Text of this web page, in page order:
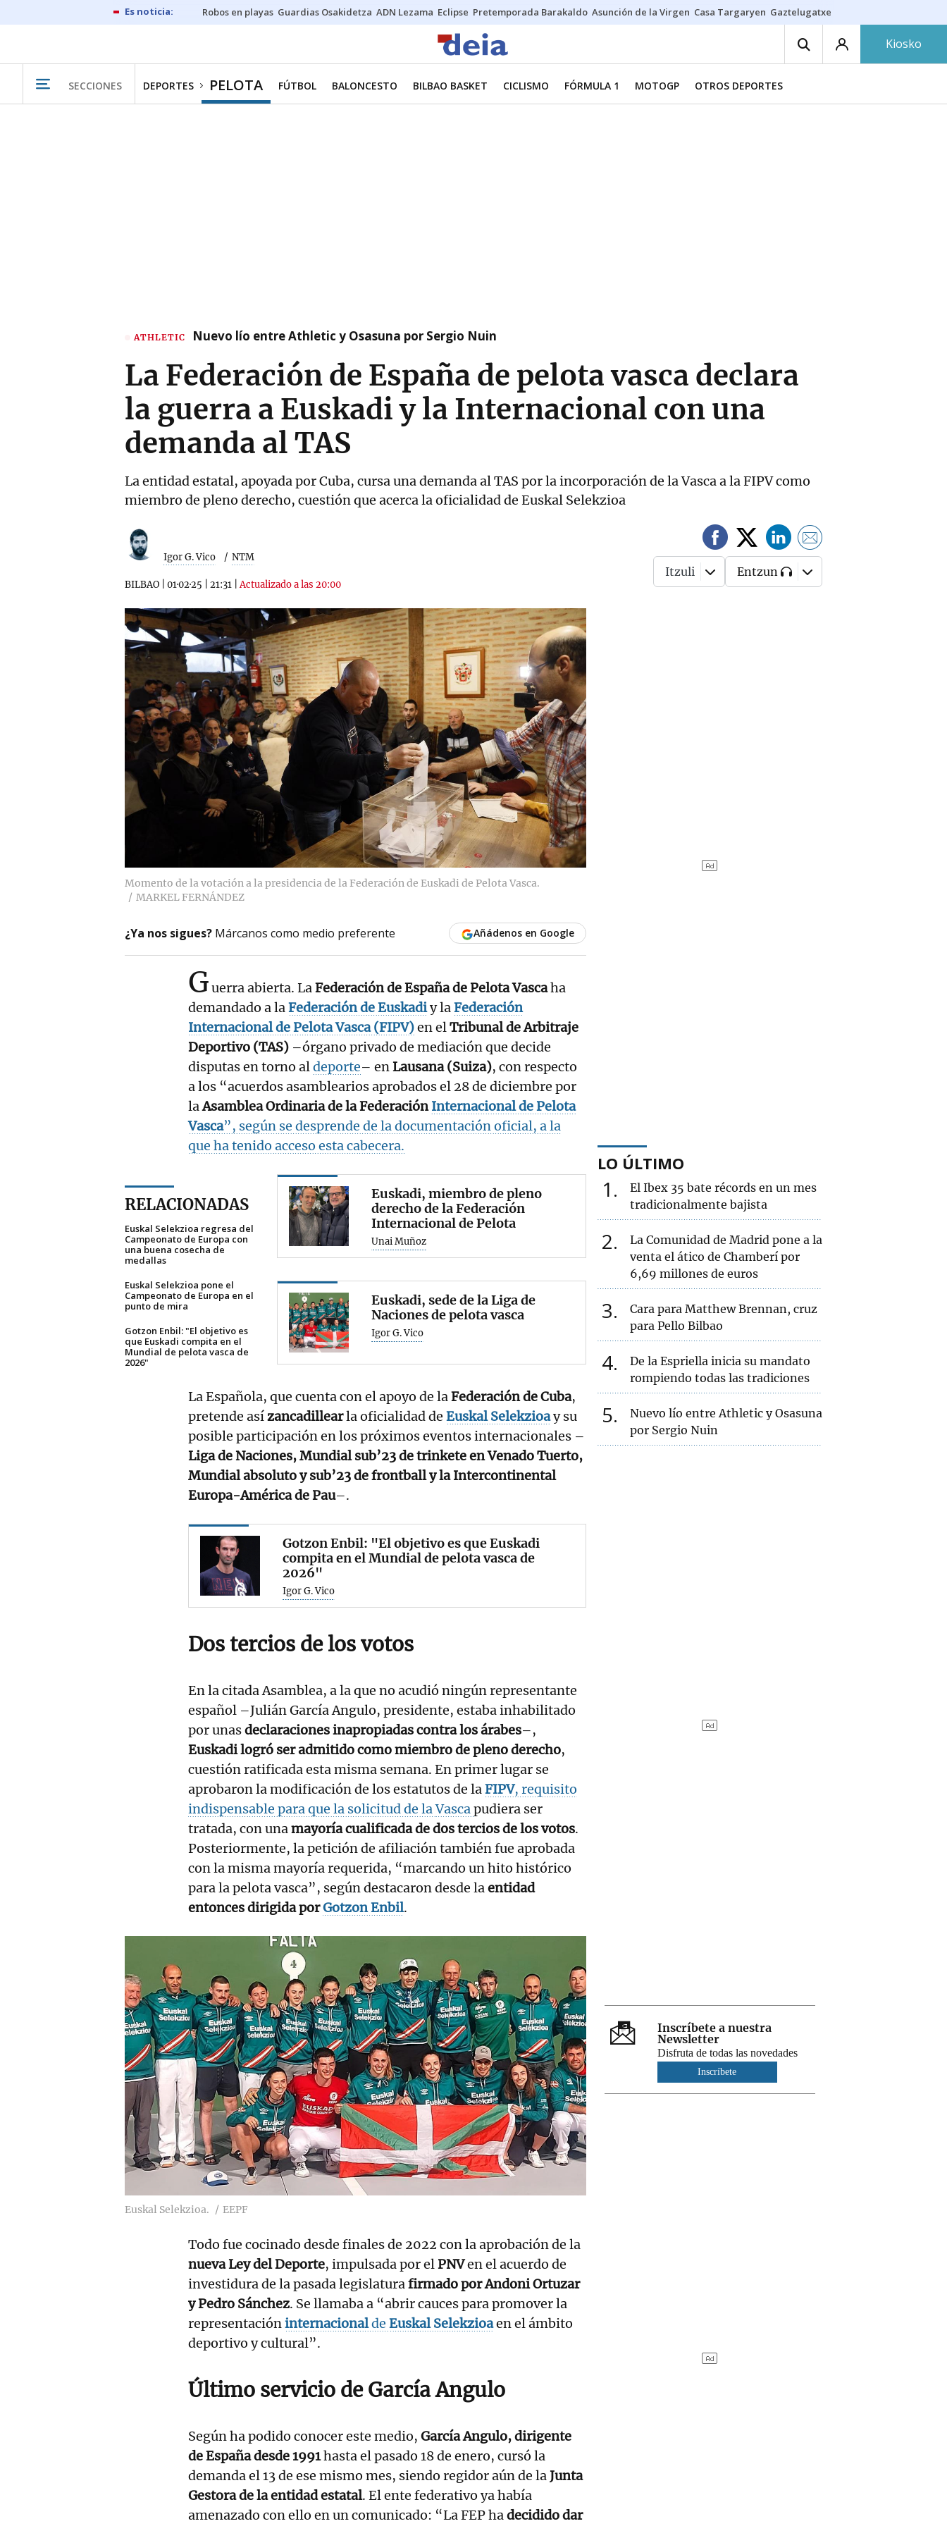
Robos en playas Guardias Osakidetza ADN Lezama Eclipse Pretemporada Barakaldo Asunción de la Virgen Casa Targaryen Gaztelugatxe
Kiosko
SECCIONES DEPORTES PELOTA FÚTBOL BALONCESTO BILBAO BASKET CICLISMO FÓRMULA 1 MOTOGP OTROS DEPORTES
ATHLETIC Nuevo lío entre Athletic y Osasuna por Sergio Nuin
La Federación de España de pelota vasca declara
la guerra a Euskadi y la Internacional con una
demanda al TAS
La entidad estatal, apoyada por Cuba, cursa una demanda al TAS por la incorporación de la Vasca a la FIPV como
miembro de pleno derecho, cuestión que acerca la oficialidad de Euskal Selekzioa
Igor G. Vico NTM
BILBAO 01·02·25 21:31 |Actualizado a las 20:00
Itzuli Entzun
Momento de la votación a la presidencia de la Federación de Euskadi de Pelota Vasca.
MARKEL FERNÁNDEZ
¿Ya nos sigues? Márcanos como medio preferente Añádenos en Google
Guerra abierta. LaFederación de España de Pelota Vascaha
demandado a laFederación de Euskadiy laFederación
Internacional de Pelota Vasca (FIPV)en elTribunal de Arbitraje
Deportivo (TAS) –órgano privado de mediación que decide
disputas en torno aldeporte– enLausana (Suiza), con respecto
a los “acuerdos asamblearios aprobados el 28 de diciembre por
laAsamblea Ordinaria de la FederaciónInternacionalde Pelota
Vasca”, según se desprende de la documentación oficial, a la
que ha tenido acceso esta cabecera.
RELACIONADAS
Euskal Selekzioa regresa del
Campeonato de Europa con
una buena cosecha de
medallas
Euskal Selekzioa pone el
Campeonato de Europa en el
punto de mira
Gotzon Enbil: "El objetivo es
que Euskadi compita en el
Mundial de pelota vasca de
2026"
Euskadi, miembro de pleno
derecho de la Federación
Internacional de Pelota
Unai Muñoz
Euskadi, sede de la Liga de
Naciones de pelota vasca
Igor G. Vico
La Española, que cuenta con el apoyo de laFederación de Cuba,
pretende asízancadillearla oficialidad de Euskal Selekzioay su
posible participación en los próximos eventos internacionales –
Liga de Naciones, Mundial sub’23 de trinkete en Venado Tuerto,
Mundial absoluto y sub’23 de frontball y la Intercontinental
Europa-América de Pau–.
Gotzon Enbil: "El objetivo es que Euskadi
compita en el Mundial de pelota vasca de
2026"
Igor G. Vico
Dos tercios de los votos
En la citada Asamblea, a la que no acudió ningún representante
español –Julián García Angulo, presidente, estaba inhabilitado
por unasdeclaraciones inapropiadas contra los árabes–,
Euskadi logró ser admitido como miembro de pleno derecho,
cuestión ratificada esta misma semana. En primer lugar se
aprobaron la modificación de los estatutos de laFIPV, requisito
indispensable para que la solicitud de laVascapudiera ser
tratada, con unamayoría cualificada de dos tercios de los votos.
Posteriormente, la petición de afiliación también fue aprobada
con la misma mayoría requerida, “marcando un hito histórico
para la pelota vasca”, según destacaron desde laentidad
entonces dirigida porGotzon Enbil.
Euskal Selekzioa. EEPF
Todo fue cocinado desde finales de 2022 con la aprobación de la
nueva Ley del Deporte, impulsada por elPNVen el acuerdo de
investidura de la pasada legislaturafirmado por Andoni Ortuzar
y Pedro Sánchez. Se llamaba a “abrir cauces para promover la
representacióninternacionalde Euskal Selekzioaen el ámbito
deportivo y cultural”.
Último servicio de García Angulo
Según ha podido conocer este medio, García Angulo, dirigente
de España desde 1991hasta el pasado 18 de enero, cursó la
demanda el 13 de ese mismo mes, siendo regidor aún de laJunta
Gestora de la entidad estatal. El ente federativo ya había
amenazado con ello en un comunicado: “La FEP hadecidido dar
LO ÚLTIMO
1
El Ibex 35 bate récords en un mes
tradicionalmente bajista
2
La Comunidad de Madrid pone a la
venta el ático de Chamberí por
6,69 millones de euros
3
Cara para Matthew Brennan, cruz
para Pello Bilbao
4
De la Espriella inicia su mandato
rompiendo todas las tradiciones
5
Nuevo lío entre Athletic y Osasuna
por Sergio Nuin
Inscríbete a nuestra
Newsletter
Disfruta de todas las novedades
Inscríbete